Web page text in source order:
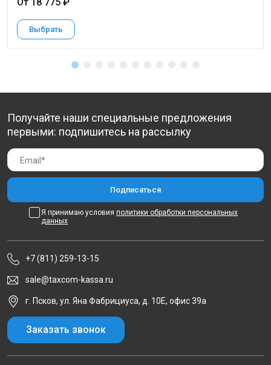
Выбрать
Получайте наши специальные предложения
первыми: подпишитесь на рассылку
Я принимаю условия политики обработки персональных
данных
+7 (811) 259-13-15
sale@taxcom-kassa.ru
г. Псков, ул. Яна Фабрициуса, д. 10Е, офис 39а
Заказать звонок